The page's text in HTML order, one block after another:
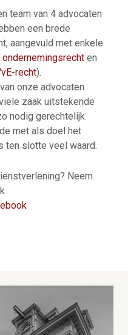
team van 4 advocaten
een brede
aangevuld met enkele
ondernemingsrecht en
recht).
onze advocaten
zaak uitstekende
nodig gerechtelijk.
met als doel het
ten slotte veel waard.
Neem